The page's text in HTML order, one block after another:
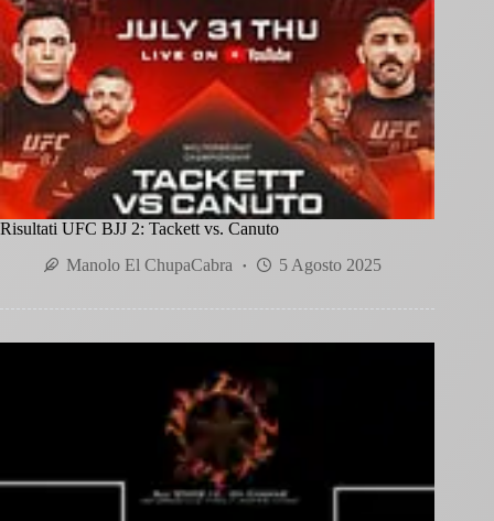
Risultati UFC BJJ 2: Tackett vs. Canuto
Manolo El ChupaCabra
5 Agosto 2025